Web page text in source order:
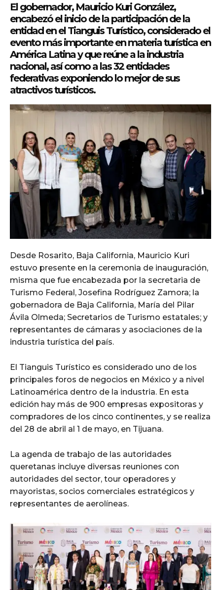
El gobernador, Mauricio Kuri González,
encabezó el inicio de la participación de la
entidad en el Tianguis Turístico, considerado el
evento más importante en materia turística en
América Latina y que reúne a la industria
nacional, así como a las 32 entidades
federativas exponiendo lo mejor de sus
atractivos turísticos.
Desde Rosarito, Baja California, Mauricio Kuri
estuvo presente en la ceremonia de inauguración,
misma que fue encabezada por la secretaria de
Turismo Federal, Josefina Rodríguez Zamora; la
gobernadora de Baja California, María del Pilar
Ávila Olmeda; Secretarios de Turismo estatales; y
representantes de cámaras y asociaciones de la
industria turística del país.
El Tianguis Turístico es considerado uno de los
principales foros de negocios en México y a nivel
Latinoamérica dentro de la industria. En esta
edición hay más de 900 empresas expositoras y
compradores de los cinco continentes, y se realiza
del 28 de abril al 1 de mayo, en Tijuana.
La agenda de trabajo de las autoridades
queretanas incluye diversas reuniones con
autoridades del sector, tour operadores y
mayoristas, socios comerciales estratégicos y
representantes de aerolíneas.